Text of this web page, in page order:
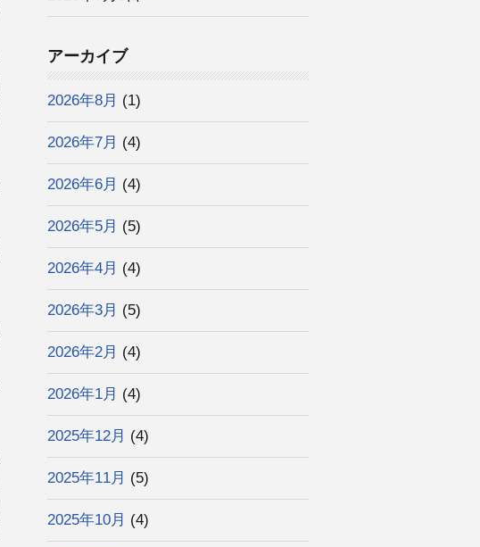
アーカイブ
2026年8月 (1)
2026年7月 (4)
2026年6月 (4)
2026年5月 (5)
2026年4月 (4)
2026年3月 (5)
2026年2月 (4)
2026年1月 (4)
2025年12月 (4)
2025年11月 (5)
2025年10月 (4)